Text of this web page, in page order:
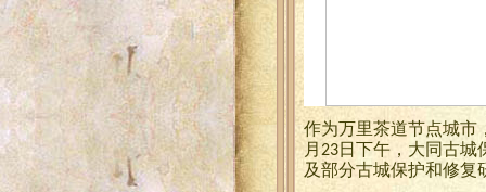
作为万里茶道节点城市
月 23日下午，大同古城
及部分古城保护和修复